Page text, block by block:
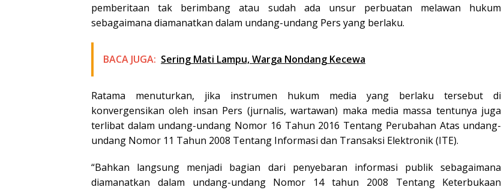
pemberitaan tak berimbang atau sudah ada unsur perbuatan melawan hukum
sebagaimana diamanatkan dalam undang-undang Pers yang berlaku.
BACA JUGA: Sering Mati Lampu, Warga Nondang Kecewa
Ratama menuturkan, jika instrumen hukum media yang berlaku tersebut di
konvergensikan oleh insan Pers (jurnalis, wartawan) maka media massa tentunya juga
terlibat dalam undang-undang Nomor 16 Tahun 2016 Tentang Perubahan Atas undang-
undang Nomor 11 Tahun 2008 Tentang Informasi dan Transaksi Elektronik (ITE).
“Bahkan langsung menjadi bagian dari penyebaran informasi publik sebagaimana
diamanatkan dalam undang-undang Nomor 14 tahun 2008 Tentang Keterbukaan